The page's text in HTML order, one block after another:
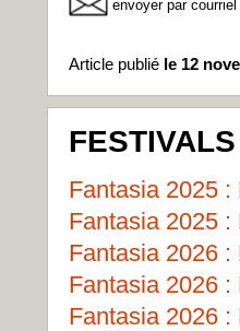
envoyer par courriel
Article publié le 12
FESTIVALS
Fantasia 2025 :
Fantasia 2025 :
Fantasia 2026 :
Fantasia 2026 :
Fantasia 2026 :